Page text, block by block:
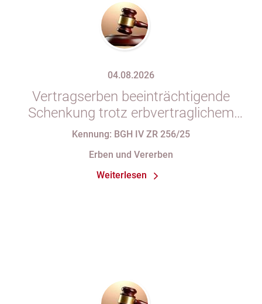
04.08.2026
Vertragserben beeinträchtigende
Schenkung trotz erbvertraglichem
Rücktrittsvorbehalt
Kennung: BGH IV ZR 256/25
Erben und Vererben
Weiterlesen